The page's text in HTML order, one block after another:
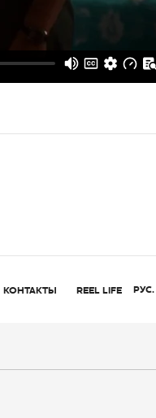
КОНТАКТЫ REEL LIFE РУС.